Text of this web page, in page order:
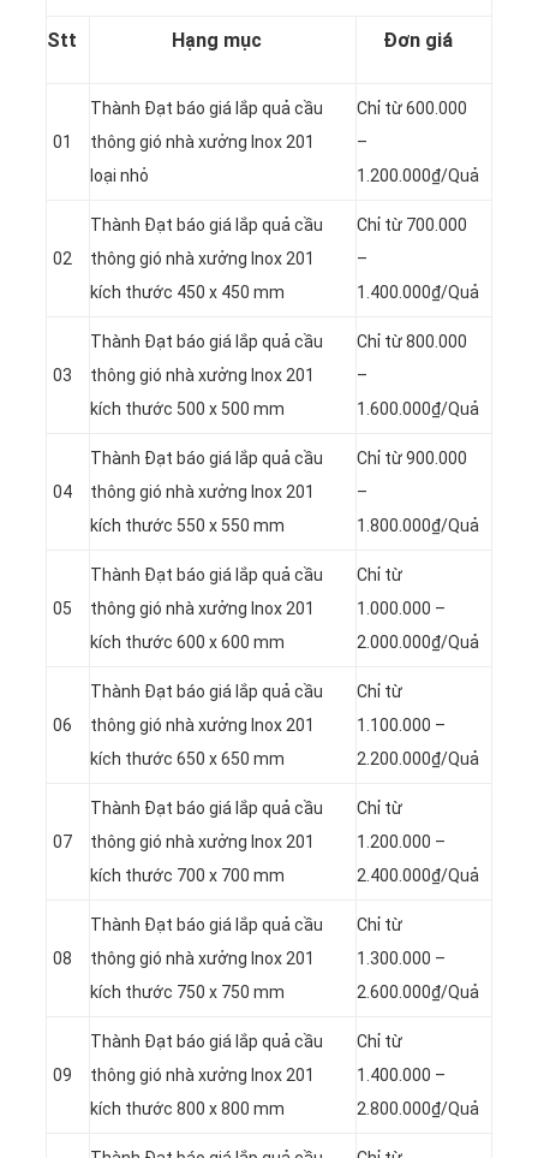
Stt Hạng mục Đơn giá
01
Thành Đạt báo giá lắp quả cầu
thông gió nhà xưởng Inox 201
loại nhỏ
Chỉ từ 600.000
–
1.200.000₫/Quả
02
Thành Đạt báo giá lắp quả cầu
thông gió nhà xưởng Inox 201
kích thước 450 x 450 mm
Chỉ từ 700.000
–
1.400.000₫/Quả
03
Thành Đạt báo giá lắp quả cầu
thông gió nhà xưởng Inox 201
kích thước 500 x 500 mm
Chỉ từ 800.000
–
1.600.000₫/Quả
04
Thành Đạt báo giá lắp quả cầu
thông gió nhà xưởng Inox 201
kích thước 550 x 550 mm
Chỉ từ 900.000
–
1.800.000₫/Quả
05
Thành Đạt báo giá lắp quả cầu
thông gió nhà xưởng Inox 201
kích thước 600 x 600 mm
Chỉ từ
1.000.000 –
2.000.000₫/Quả
06
Thành Đạt báo giá lắp quả cầu
thông gió nhà xưởng Inox 201
kích thước 650 x 650 mm
Chỉ từ
1.100.000 –
2.200.000₫/Quả
07
Thành Đạt báo giá lắp quả cầu
thông gió nhà xưởng Inox 201
kích thước 700 x 700 mm
Chỉ từ
1.200.000 –
2.400.000₫/Quả
08
Thành Đạt báo giá lắp quả cầu
thông gió nhà xưởng Inox 201
kích thước 750 x 750 mm
Chỉ từ
1.300.000 –
2.600.000₫/Quả
09
Thành Đạt báo giá lắp quả cầu
thông gió nhà xưởng Inox 201
kích thước 800 x 800 mm
Chỉ từ
1.400.000 –
2.800.000₫/Quả